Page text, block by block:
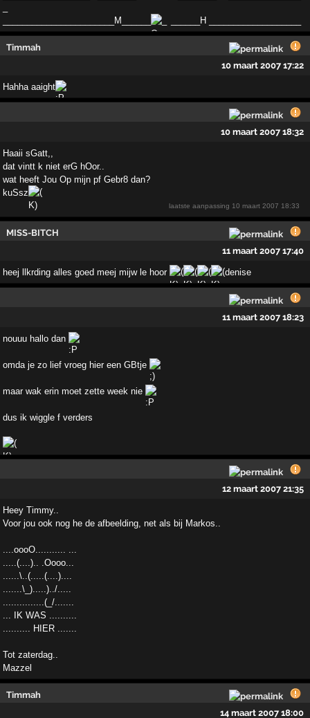
_______________________M______
______H ______­_____________
Timmah
10 maart 2007 17:22
Hahha aaight
10 maart 2007 18:32
Haaii sGatt,,
dat vintt k niet erG hOor..
wat heeft Jou Op mijn pf Gebr8 dan?
kuSsz
laatste aanpassing 10 maart 2007 18:33
MISS-BITCH
11 maart 2007 17:40
heej llkrding alles goed meej mijw le hoor denise
11 maart 2007 18:23
nouuu hallo dan
omda je zo lief vroeg hier een GBtje
maar wak erin moet zette week nie
dus ik wiggle f verders
12 maart 2007 21:35
Heey Timmy..
Voor jou ook nog he de afbeelding, net als bij Markos..
....oooO........... ...
.....(....).. .Oooo...
......\..(.....(....)....
.......\_).....)../.....
...............(_/.......
... IK WAS ..........
.......... HIER .......
Tot zaterdag..
Mazzel
Timmah
14 maart 2007 18:00